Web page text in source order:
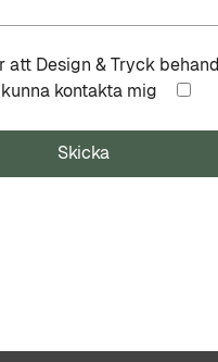
att Design & Tryck
kontakta mig
Skicka